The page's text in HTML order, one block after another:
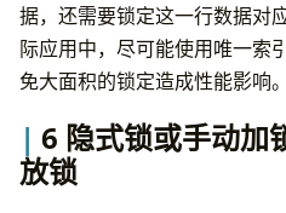
据，还需要锁定这一行数据对
际应用中，尽可能使用唯一索
免大面积的锁定造成性能影响。
6 隐式锁或手动加
放锁